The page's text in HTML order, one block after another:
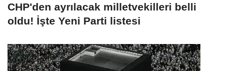
CHP'den ayrılacak milletvekilleri belli
oldu! İşte Yeni Parti listesi